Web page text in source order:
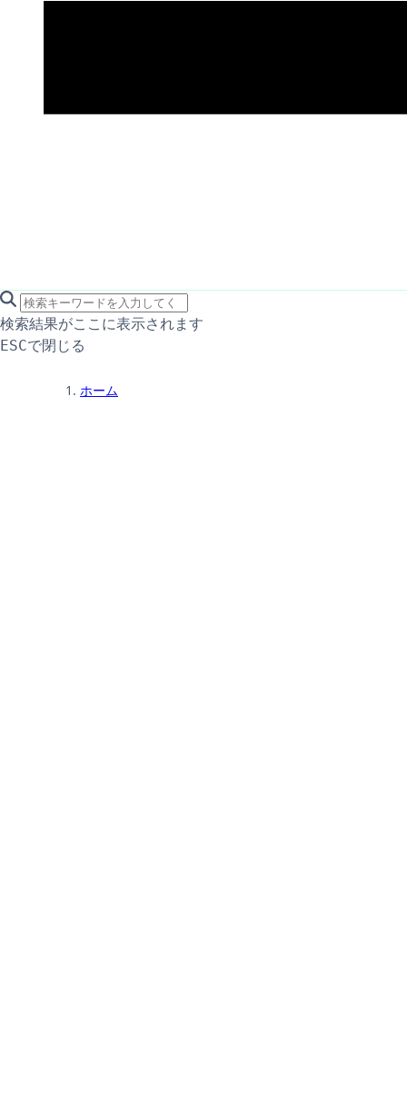
search icon
サイト内検索
検索結果がここに表示されます
ESCで閉じる
ホーム